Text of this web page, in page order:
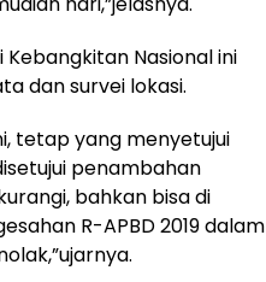
Nasional ini
dan survei lokasi.
tetap yang menyetujui
penambahan
bahkan bisa di
R-APBD 2019 dalam